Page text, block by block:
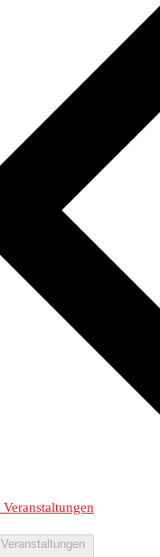
Veranstaltungen
Veranstaltungen